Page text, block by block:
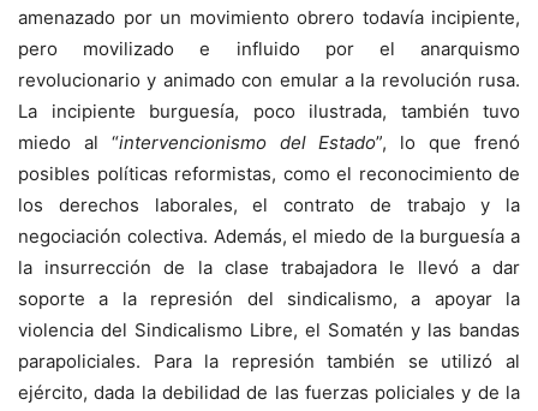
amenazado por un movimiento obrero todavía incipiente,
pero movilizado e influido por el anarquismo
revolucionario y animado con emular a la revolución rusa.
La incipiente burguesía, poco ilustrada, también tuvo
miedo al “intervencionismo del Estado”, lo que frenó
posibles políticas reformistas, como el reconocimiento de
los derechos laborales, el contrato de trabajo y la
negociación colectiva. Además, el miedo de la burguesía a
la insurrección de la clase trabajadora le llevó a dar
soporte a la represión del sindicalismo, a apoyar la
violencia del Sindicalismo Libre, el Somatén y las bandas
parapoliciales. Para la represión también se utilizó al
ejército, dada la debilidad de las fuerzas policiales y de la